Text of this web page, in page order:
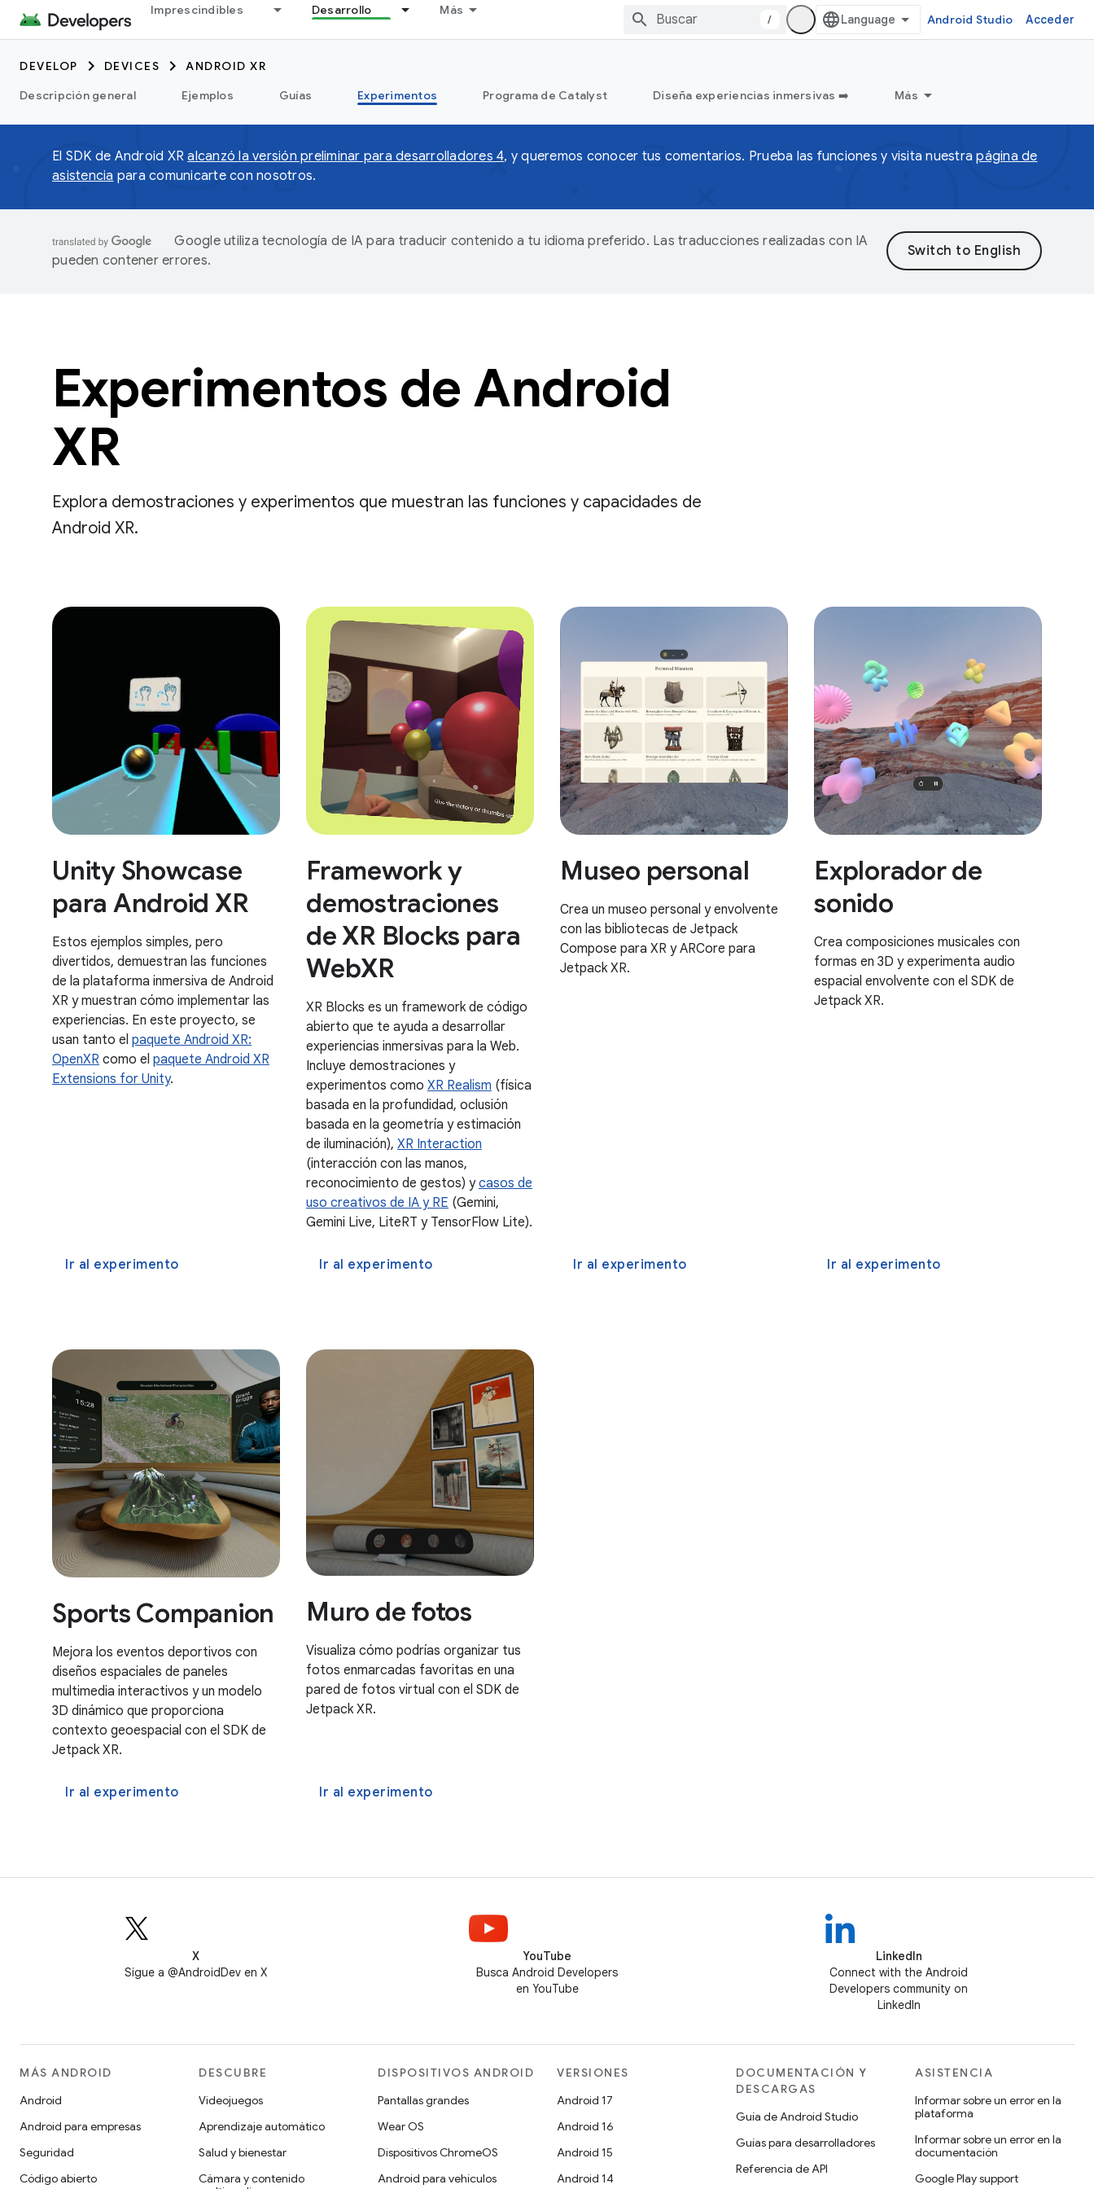
Imprescindibles Desarrollo Más
/ Android Studio Acceder
DEVELOP DEVICES
ANDROID XR
Descripción general
Ejemplos Guías Experimentos Programa de Catalyst Diseña experiencias inmersivas ➡️ Más
El SDK de Android XRalcanzó la versión preliminar para desarrolladores 4, y queremos conocer tus comentarios. Prueba las funciones y visita nuestrapágina de
asistencia para comunicarte con nosotros.
Google utiliza tecnología de IA para traducir contenido a tu idioma preferido. Las traducciones realizadas con IA
pueden contener errores.
Experimentos de Android
XR
Explora demostraciones y experimentos que muestran las funciones y capacidades de
Android XR.
Unity Showcase
para Android XR
Estos ejemplos simples, pero
divertidos, demuestran las funciones
de la plataforma inmersiva de Android
XR y muestran cómo implementar las
experiencias. En este proyecto, se
usan tanto el paquete Android XR:
OpenXR como el paquete Android XR
Extensions for Unity.
Ir al experimento
Framework y
demostraciones
de XR Blocks para
WebXR
XR Blocks es un framework de código
abierto que te ayuda a desarrollar
experiencias inmersivas para la Web.
Incluye demostraciones y
experimentos como XR Realism (física
basada en la profundidad, oclusión
basada en la geometría y estimación
de iluminación), XR Interaction
(interacción con las manos,
reconocimiento de gestos) ycasos de
uso creativos de IA y RE (Gemini,
Gemini Live, LiteRT y TensorFlow Lite).
Ir al experimento
Museo personal
Crea un museo personal y envolvente
con las bibliotecas de Jetpack
Compose para XR y ARCore para
Jetpack XR.
Ir al experimento
Explorador de
sonido
Crea composiciones musicales con
formas en 3D y experimenta audio
espacial envolvente con el SDK de
Jetpack XR.
Ir al experimento
Sports Companion
Mejora los eventos deportivos con
diseños espaciales de paneles
multimedia interactivos y un modelo
3D dinámico que proporciona
contexto geoespacial con el SDK de
Jetpack XR.
Ir al experimento
Muro de fotos
Visualiza cómo podrías organizar tus
fotos enmarcadas favoritas en una
pared de fotos virtual con el SDK de
Jetpack XR.
Ir al experimento
X
Sigue a @AndroidDev en X
YouTube
Busca Android Developers
en YouTube
LinkedIn
Connect with the Android
Developers community on
LinkedIn
MÁS ANDROID
Android
Android para empresas
Seguridad
Código abierto
DESCUBRE
Videojuegos
Aprendizaje automático
Salud y bienestar
Cámara y contenido
DISPOSITIVOS ANDROID
Pantallas grandes
Wear OS
Dispositivos ChromeOS
Android para vehículos
VERSIONES
Android 17
Android 16
Android 15
Android 14
DOCUMENTACIÓN Y
DESCARGAS
Guía de Android Studio
Guías para desarrolladores
Referencia de API
ASISTENCIA
Informar sobre un error en la
plataforma
Informar sobre un error en la
documentación
Google Play support